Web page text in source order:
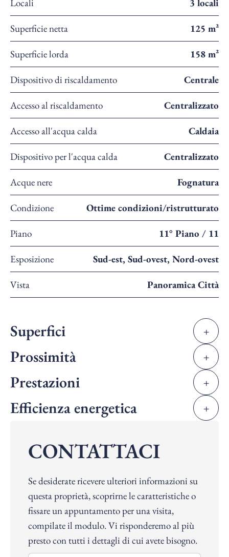
Locali
3 locali
Superficie netta
125 m²
Superficie lorda
158 m²
Dispositivo di riscaldamento
Centrale
Accesso al riscaldamento
Centralizzato
Accesso all'acqua calda
Caldaia
Dispositivo per l'acqua calda
Centralizzato
Acque nere
Fognatura
Condizione
Ottime condizioni/ristrutturato
Piano
11° Piano / 11
Esposizione
Sud-est, Sud-ovest, Nord-ovest
Vista
Panoramica Città
Superfici +
Prossimità +
Prestazioni +
Efficienza energetica +
CONTATTACI
Se desiderate ricevere ulteriori informazioni su
questa proprietà, scoprirne le caratteristiche o
fissare un appuntamento per una visita,
compilate il modulo. Vi risponderemo al più
presto con tutti i dettagli di cui avete bisogno.